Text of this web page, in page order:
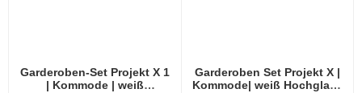
Garderoben-Set Projekt X 1
| Kommode | weiß
Garderoben Set Projekt X |
Kommode| weiß Hochglanz